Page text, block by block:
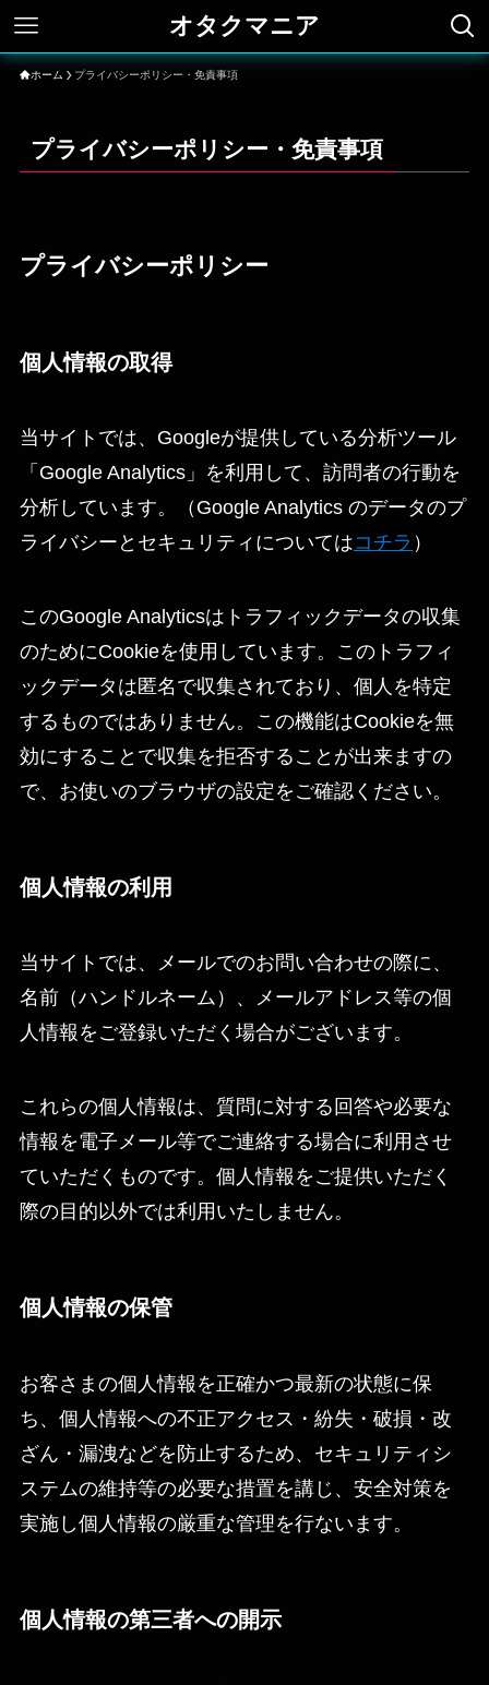
オタクマニア
ホーム プライバシーポリシー・免責事項
プライバシーポリシー・免責事項
プライバシーポリシー
個人情報の取得
当サイトでは、Googleが提供している分析ツール
「Google Analytics」を利用して、訪問者の行動を
分析しています。（Google Analytics のデータのプ
ライバシーとセキュリティについてはコ チラ ）
このGoogle Analyticsはトラフィックデータの収集
のためにCookieを使用しています。このトラフィ
ックデータは匿名で収集されており、個人を特定
するものではありません。この機能はCookieを無
効にすることで収集を拒否することが出来ますの
で、お使いのブラウザの設定をご確認ください。
個人情報の利用
当サイトでは、メールでのお問い合わせの際に、
名前（ハンドルネーム）、メールアドレス等の個
人情報をご登録いただく場合がございます。
これらの個人情報は、質問に対する回答や必要な
情報を電子メール等でご連絡する場合に利用させ
ていただくものです。個人情報をご提供いただく
際の目的以外では利用いたしません。
個人情報の保管
お客さまの個人情報を正確かつ最新の状態に保
ち、個人情報への不正アクセス・紛失・破損・改
ざん・漏洩などを防止するため、セキュリティシ
ステムの維持等の必要な措置を講じ、安全対策を
実施し個人情報の厳重な管理を行ないます。
個人情報の第三者への開示